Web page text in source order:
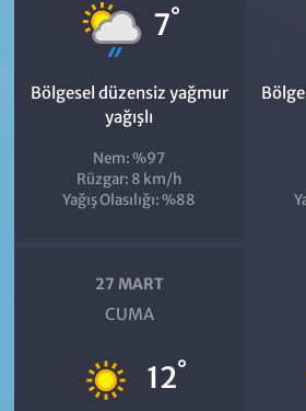
7°
Bölgesel düzensiz yağmur
yağışlı
Nem: %97
Rüzgar: 8 km/h
Yağış Olasılığı: %88
27 MART
CUMA
12°